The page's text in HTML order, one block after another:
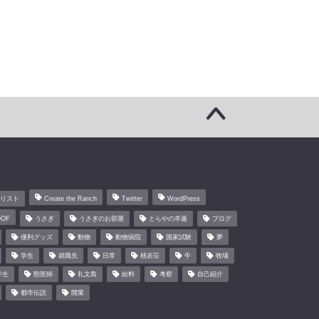
スト Create the Ranch Twitter WordPress
うさぎ うさぎのお部屋 とらやの羊羹 ブログ
便利グッズ 動物 動物病院 国家試験 夢
学生 就職先 日常 桃岩荘 牛 牧場
生 獣医師 礼文島 給料 考察 自己紹介
都市伝説 開業